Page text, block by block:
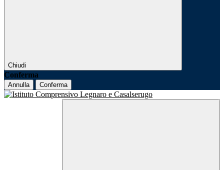
Chiudi
Conferma
Annulla Conferma